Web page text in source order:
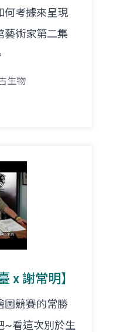
何考據來呈現
藝術家第二集
生物
x 謝常明】
圖競賽的常勝
~看這次別於生